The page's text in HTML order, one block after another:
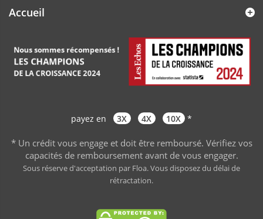
Accueil
payez en 3X 4X 10X *
* Un crédit vous engage et doit être remboursé. Vérifiez vos
capacités de remboursement avant de vous engager.
Sous réserve d'acceptation par Floa. Vous disposez du délai de
rétractation.